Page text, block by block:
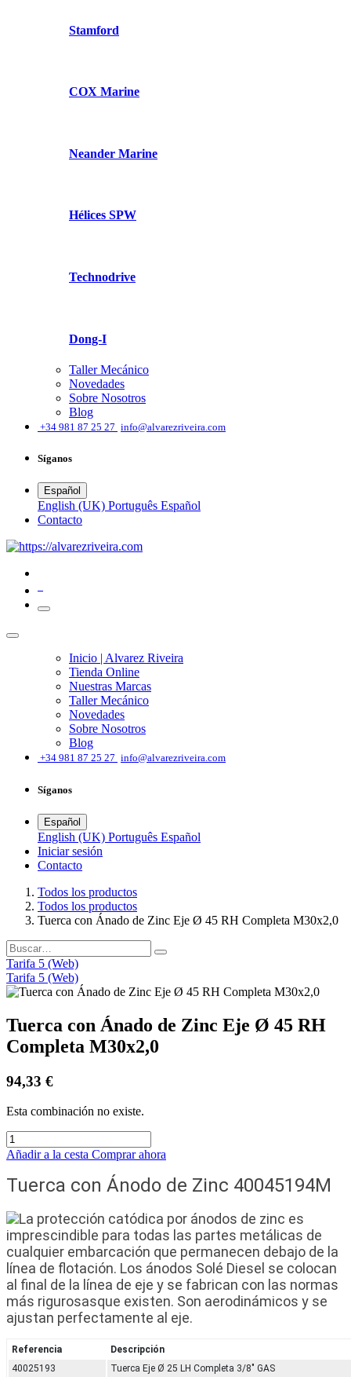
Stamford
COX Marine
Neander Marine
Hélices SPW
Technodrive
Dong-I
Taller Mecánico
Novedades
Sobre Nosotros
Blog
+34 981 87 25 27 info@alvarezriveira.com
Síganos
Español
English (UK) Português Español
​Contacto
Inicio | Alvarez Riveira
Tienda Online
Nuestras Marcas
Taller Mecánico
Novedades
Sobre Nosotros
Blog
+34 981 87 25 27 info@alvarezriveira.com
Síganos
Español
English (UK) Português Español
Iniciar sesión
​Contacto
Todos los productos
Todos los productos
Tuerca con Ánado de Zinc Eje Ø 45 RH Completa M30x2,0
Tarifa 5 (Web)
Tarifa 5 (Web)
Tuerca con Ánado de Zinc Eje Ø 45 RH
Completa M30x2,0
94,33 €
Esta combinación no existe.
Añadir a la cesta Comprar ahora
Tuerca con Ánodo de Zinc 40045194M
La protección catódica por ánodos de zinc es
imprescindible para todas las partes metálicas de
cualquier embarcación que permanecen debajo de la
línea de flotación. Los ánodos Solé Diesel se colocan
al final de la línea de eje y se fabrican con las normas
más rigurosasque existen. Son aerodinámicos y se
ajustan perfectamente al eje.
Referencia
Descripción
40025193
Tuerca Eje Ø 25 LH Completa 3/8" GAS